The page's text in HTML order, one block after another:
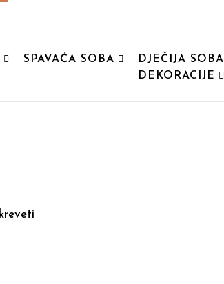
SPAVAĆA SOBA DJEČIJA SOBA
DEKORACIJE